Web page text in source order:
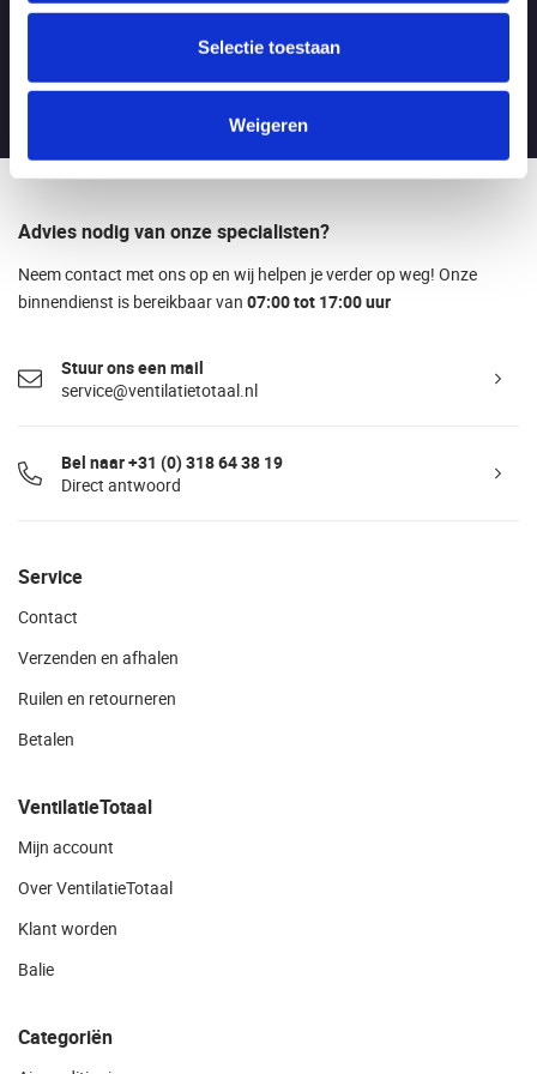
Selectie toestaan
Weigeren
tussen 7.00 - 16.00!
Bezoekadres
Advies nodig van onze specialisten?
Neem contact met ons op en wij helpen je verder op weg! Onze
binnendienst is bereikbaar van 07:00 tot 17:00 uur
Stuur ons een mail
service@ventilatietotaal.nl
Bel naar +31 (0) 318 64 38 19
Direct antwoord
Service
Contact
Verzenden en afhalen
Ruilen en retourneren
Betalen
VentilatieTotaal
Mijn account
Over VentilatieTotaal
Klant worden
Balie
Categoriën